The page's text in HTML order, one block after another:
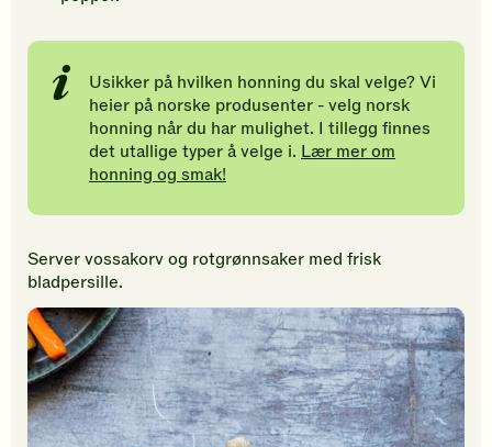
Usikker på hvilken honning du skal velge? Vi
heier på norske produsenter - velg norsk
honning når du har mulighet. I tillegg finnes
det utallige typer å velge i. Lær mer om
honning og smak!
Server vossakorv og rotgrønnsaker med frisk
bladpersille.